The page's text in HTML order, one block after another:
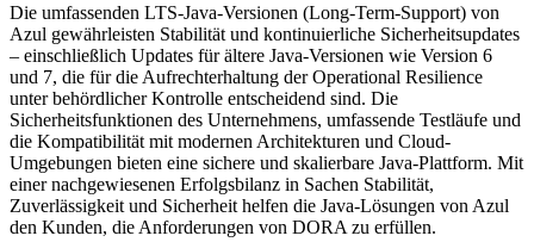
Die umfassenden LTS-Java-Versionen (Long-Term-Support) von
Azul gewährleisten Stabilität und kontinuierliche Sicherheitsupdates
– einschließlich Updates für ältere Java-Versionen wie Version 6
und 7, die für die Aufrechterhaltung der Operational Resilience
unter behördlicher Kontrolle entscheidend sind. Die
Sicherheitsfunktionen des Unternehmens, umfassende Testläufe und
die Kompatibilität mit modernen Architekturen und Cloud-
Umgebungen bieten eine sichere und skalierbare Java-Plattform. Mit
einer nachgewiesenen Erfolgsbilanz in Sachen Stabilität,
Zuverlässigkeit und Sicherheit helfen die Java-Lösungen von Azul
den Kunden, die Anforderungen von DORA zu erfüllen.